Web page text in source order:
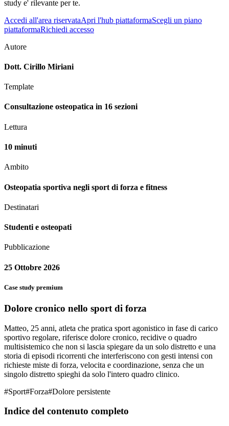
study e' rilevante per te.
Accedi all'area riservataApri l'hub piattaformaScegli un piano
piattaformaRichiedi accesso
Autore
Dott. Cirillo Miriani
Template
Consultazione osteopatica in 16 sezioni
Lettura
10 minuti
Ambito
Osteopatia sportiva negli sport di forza e fitness
Destinatari
Studenti e osteopati
Pubblicazione
25 Ottobre 2026
Case study premium
Dolore cronico nello sport di forza
Matteo, 25 anni, atleta che pratica sport agonistico in fase di carico
sportivo regolare, riferisce dolore cronico, recidive o quadro
multisistemico che non si lascia spiegare da un solo distretto e una
storia di episodi ricorrenti che interferiscono con gesti intensi con
richieste miste di forza, velocita e coordinazione, senza che un
singolo distretto spieghi da solo l'intero quadro clinico.
#Sport#Forza#Dolore persistente
Indice del contenuto completo